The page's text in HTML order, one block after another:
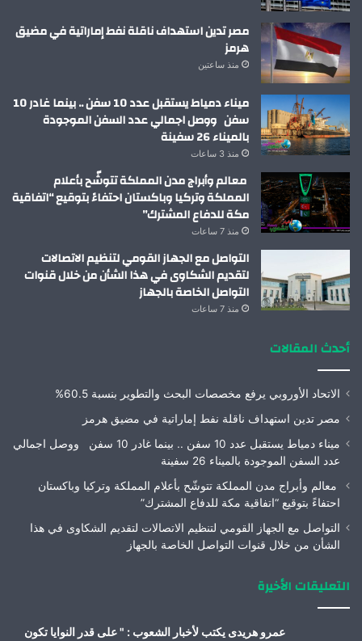
مصر تدين استهداف ناقلة نفط إماراتية في مضيق
هرمز
منذ ساعتين
ميناء دمياط يستقبل عدد 10 سفن .. بينما غادر 10
سفن ووصل اجمالي عدد السفن الموجودة
بالميناء 26 سفينة
منذ 3 ساعات
معالم وأبراج مدن المملكة تتوشّح بأعلام
المملكة وتركيا وباكستان احتفاءً بتوقيع “اتفاقية
مكة للدفاع المشترك”
منذ 7 ساعات
التواصل مع الجهاز القومي لتنظيم الاتصالات
لتقديم الشكاوى في هذا الشأن من خلال قنوات
التواصل الخاصة بالجهاز
منذ 7 ساعات
أحدث المقالات
الاتحاد الأوروبي يرفع مخصصات البحث والتطوير بنسبة 60.5%
مصر تدين استهداف ناقلة نفط إماراتية في مضيق هرمز
ميناء دمياط يستقبل عدد 10 سفن .. بينما غادر 10 سفن ووصل اجمالي
عدد السفن الموجودة بالميناء 26 سفينة
معالم وأبراج مدن المملكة تتوشّح بأعلام المملكة وتركيا وباكستان
احتفاءً بتوقيع “اتفاقية مكة للدفاع المشترك”
التواصل مع الجهاز القومي لتنظيم الاتصالات لتقديم الشكاوى في هذا
الشأن من خلال قنوات التواصل الخاصة بالجهاز
التعليقات الأخيرة
عمرو هريدى يكتب لأخبار الشعوب : " على قدر النوايا تكون